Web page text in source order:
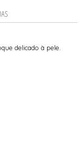
delicado à pele.